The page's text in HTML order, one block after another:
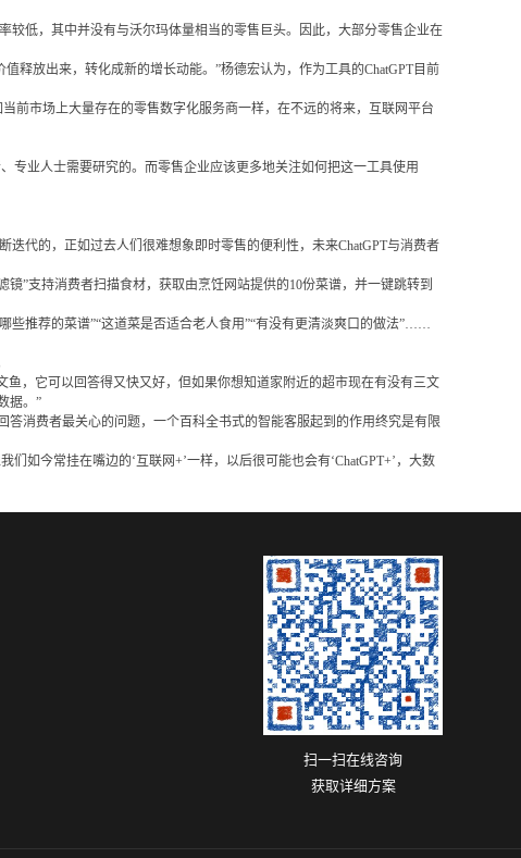
低，其中并没有与沃尔玛体量相当的零售巨头。因此，大部分零售企业在
释放出来，转化成新的增长动能。”杨德宏认为，作为工具的ChatGPT目前
前市场上大量存在的零售数字化服务商一样，在不远的将来，互联网平台
专业人士需要研究的。而零售企业应该更多地关注如何把这一工具使用
代的，正如过去人们很难想象即时零售的便利性，未来ChatGPT与消费者
”支持消费者扫描食材，获取由烹饪网站提供的10份菜谱，并一键跳转到
些推荐的菜谱”“这道菜是否适合老人食用”“有没有更清淡爽口的做法”……
，它可以回答得又快又好，但如果你想知道家附近的超市现在有没有三文
据。”
消费者最关心的问题，一个百科全书式的智能客服起到的作用终究是有限
如今常挂在嘴边的‘互联网+’一样，以后很可能也会有‘ChatGPT+’，大数
扫一扫在线咨询
获取详细方案